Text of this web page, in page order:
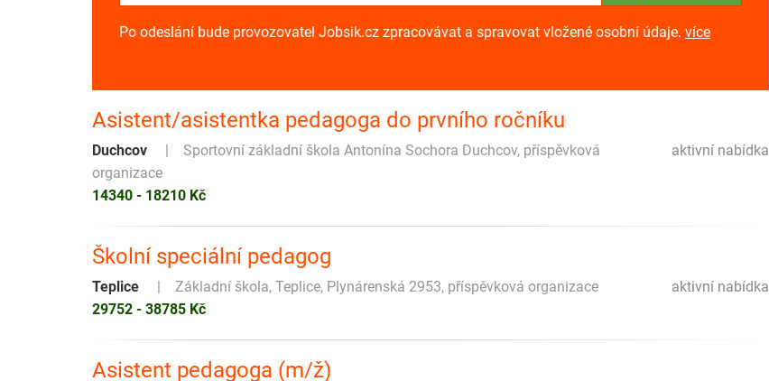
Po odeslání bude provozovatel Jobsik.cz zpracovávat a spravovat vložené osobní údaje. více
Asistent/asistentka pedagoga do prvního ročníku
aktivní nabídka
Duchcov
Sportovní základní škola Antonína Sochora Duchcov, příspěvková
organizace
14340 - 18210 Kč
Školní speciální pedagog
aktivní nabídka
Teplice
Základní škola, Teplice, Plynárenská 2953, příspěvková organizace
29752 - 38785 Kč
Asistent pedagoga (m/ž)